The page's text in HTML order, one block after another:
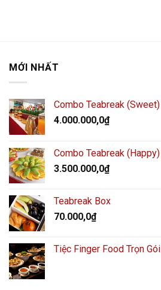
MỚI NHẤT
Combo Teabreak (Sweet)
4.000.000,0₫
Combo Teabreak (Happy)
3.500.000,0₫
Teabreak Box
70.000,0₫
Tiệc Finger Food Trọn Gói